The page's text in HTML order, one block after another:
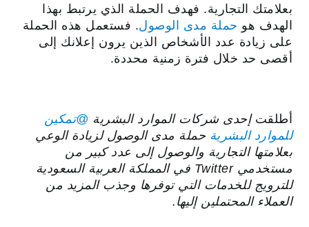
بعلامتك التجارية. فهدف الحملة الذي يرتبط بهذا
الهدف هو حملة مدى الوصول. فستعمل هذه الحملة
على زيادة عدد الأشخاص الذين يرون إعلانك إلى
أقصى حد خلال فترة زمنية محددة.
أطلقتإحدى شركات الموارد البشرية ‎@تمكين
للموارد البشرية حملة مدى الوصول لزيادة الوعي
بعلامتها التجارية والوصول إلى عدد كبير من
مستخدمي Twitter في المملكة العربية السعودية
للترويج للخدمات التي توفرها وجذب المزيد من
العملاء المحتملين إليها.